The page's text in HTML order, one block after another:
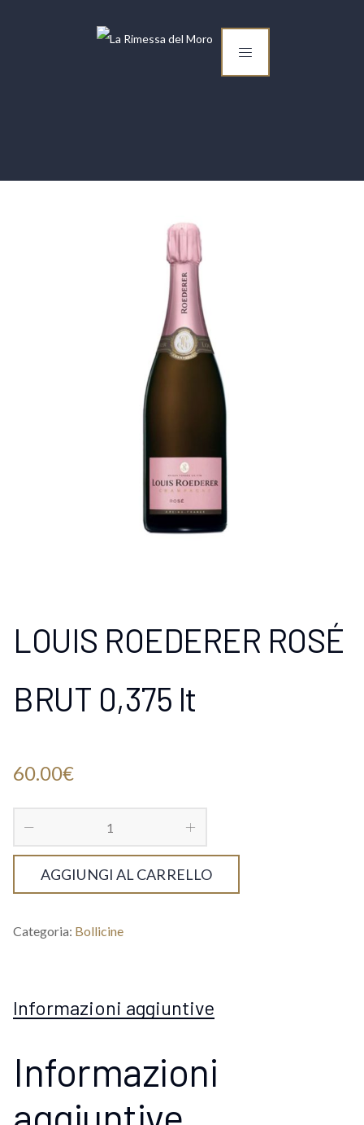
LOUIS ROEDERER ROSÉ
BRUT 0,375 lt
60.00€
AGGIUNGI AL CARRELLO
Categoria: Bollicine
Informazioni aggiuntive
Informazioni